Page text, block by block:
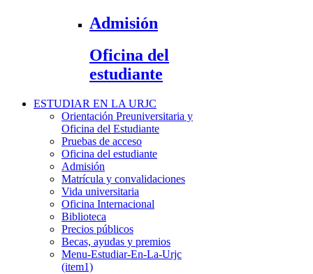
Admisión
Oficina del
estudiante
ESTUDIAR EN LA URJC
Orientación Preuniversitaria y
Oficina del Estudiante
Pruebas de acceso
Oficina del estudiante
Admisión
Matrícula y convalidaciones
Vida universitaria
Oficina Internacional
Biblioteca
Precios públicos
Becas, ayudas y premios
Menu-Estudiar-En-La-Urjc
(item1)